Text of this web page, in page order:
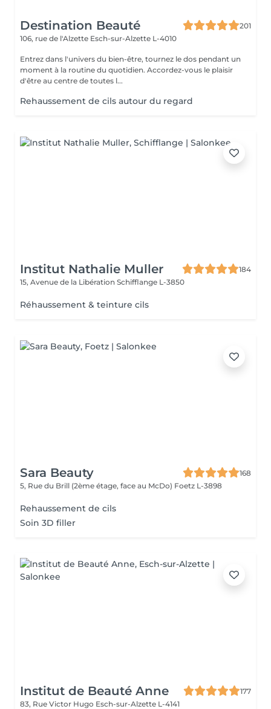
Destination Beauté
201
106, rue de l'Alzette Esch-sur-Alzette L-4010
Entrez dans l'univers du bien-être, tournez le dos pendant un
moment à la routine du quotidien. Accordez-vous le plaisir
d'être au centre de toutes l...
Rehaussement de cils autour du regard
Institut Nathalie Muller
184
15, Avenue de la Libération Schifflange L-3850
Réhaussement & teinture cils
Sara Beauty
168
5, Rue du Brill (2ème étage, face au McDo) Foetz L-3898
Rehaussement de cils
Soin 3D filler
Institut de Beauté Anne
177
83, Rue Victor Hugo Esch-sur-Alzette L-4141